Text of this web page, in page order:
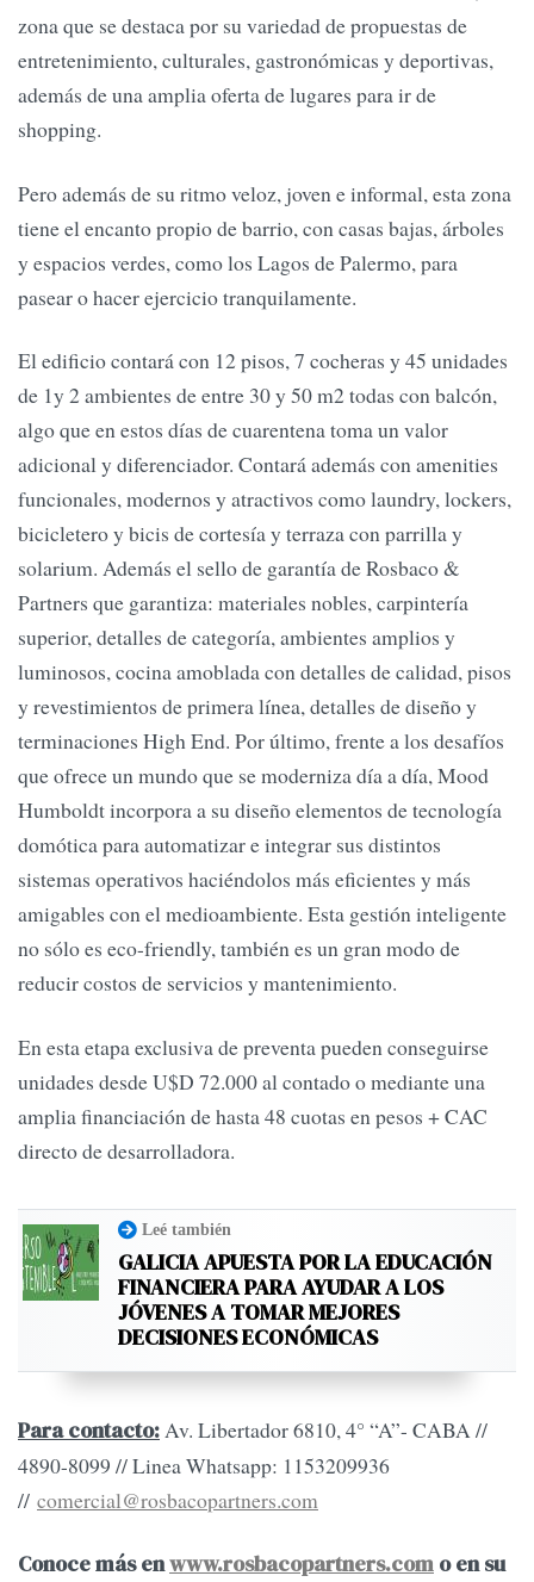
zona que se destaca por su variedad de propuestas de
entretenimiento, culturales, gastronómicas y deportivas,
además de una amplia oferta de lugares para ir de
shopping.
Pero además de su ritmo veloz, joven e informal, esta zona
tiene el encanto propio de barrio, con casas bajas, árboles
y espacios verdes, como los Lagos de Palermo, para
pasear o hacer ejercicio tranquilamente.
El edificio contará con 12 pisos, 7 cocheras y 45 unidades
de 1y 2 ambientes de entre 30 y 50 m2 todas con balcón,
algo que en estos días de cuarentena toma un valor
adicional y diferenciador. Contará además con amenities
funcionales, modernos y atractivos como laundry, lockers,
bicicletero y bicis de cortesía y terraza con parrilla y
solarium. Además el sello de garantía de Rosbaco &
Partners que garantiza: materiales nobles, carpintería
superior, detalles de categoría, ambientes amplios y
luminosos, cocina amoblada con detalles de calidad, pisos
y revestimientos de primera línea, detalles de diseño y
terminaciones High End. Por último, frente a los desafíos
que ofrece un mundo que se moderniza día a día, Mood
Humboldt incorpora a su diseño elementos de tecnología
domótica para automatizar e integrar sus distintos
sistemas operativos haciéndolos más eficientes y más
amigables con el medioambiente. Esta gestión inteligente
no sólo es eco-friendly, también es un gran modo de
reducir costos de servicios y mantenimiento.
En esta etapa exclusiva de preventa pueden conseguirse
unidades desde U$D 72.000 al contado o mediante una
amplia financiación de hasta 48 cuotas en pesos + CAC
directo de desarrolladora.
Leé también
GALICIA APUESTA POR LA EDUCACIÓN
FINANCIERA PARA AYUDAR A LOS
JÓVENES A TOMAR MEJORES
DECISIONES ECONÓMICAS
Para contacto:Av. Libertador 6810, 4° “A”- CABA //
4890-8099 // Linea Whatsapp: 1153209936
// comercial@rosbacopartners.com
Conoce más enwww.rosbacopartners.com o en su